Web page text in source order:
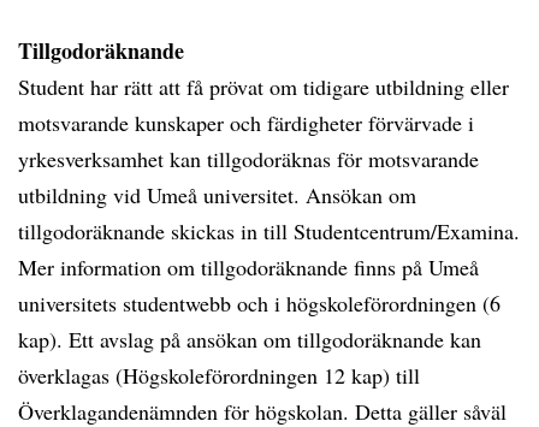
Tillgodoräknande
Student har rätt att få prövat om tidigare utbildning eller
motsvarande kunskaper och färdigheter förvärvade i
yrkesverksamhet kan tillgodoräknas för motsvarande
utbildning vid Umeå universitet. Ansökan om
tillgodoräknande skickas in till Studentcentrum/Examina.
Mer information om tillgodoräknande finns på Umeå
universitets studentwebb och i högskoleförordningen (6
kap). Ett avslag på ansökan om tillgodoräknande kan
överklagas (Högskoleförordningen 12 kap) till
Överklagandenämnden för högskolan. Detta gäller såväl